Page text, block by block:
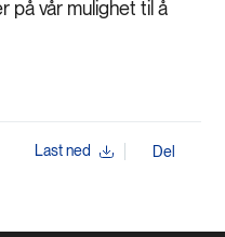
på vår mulighet til å
Last ned Del